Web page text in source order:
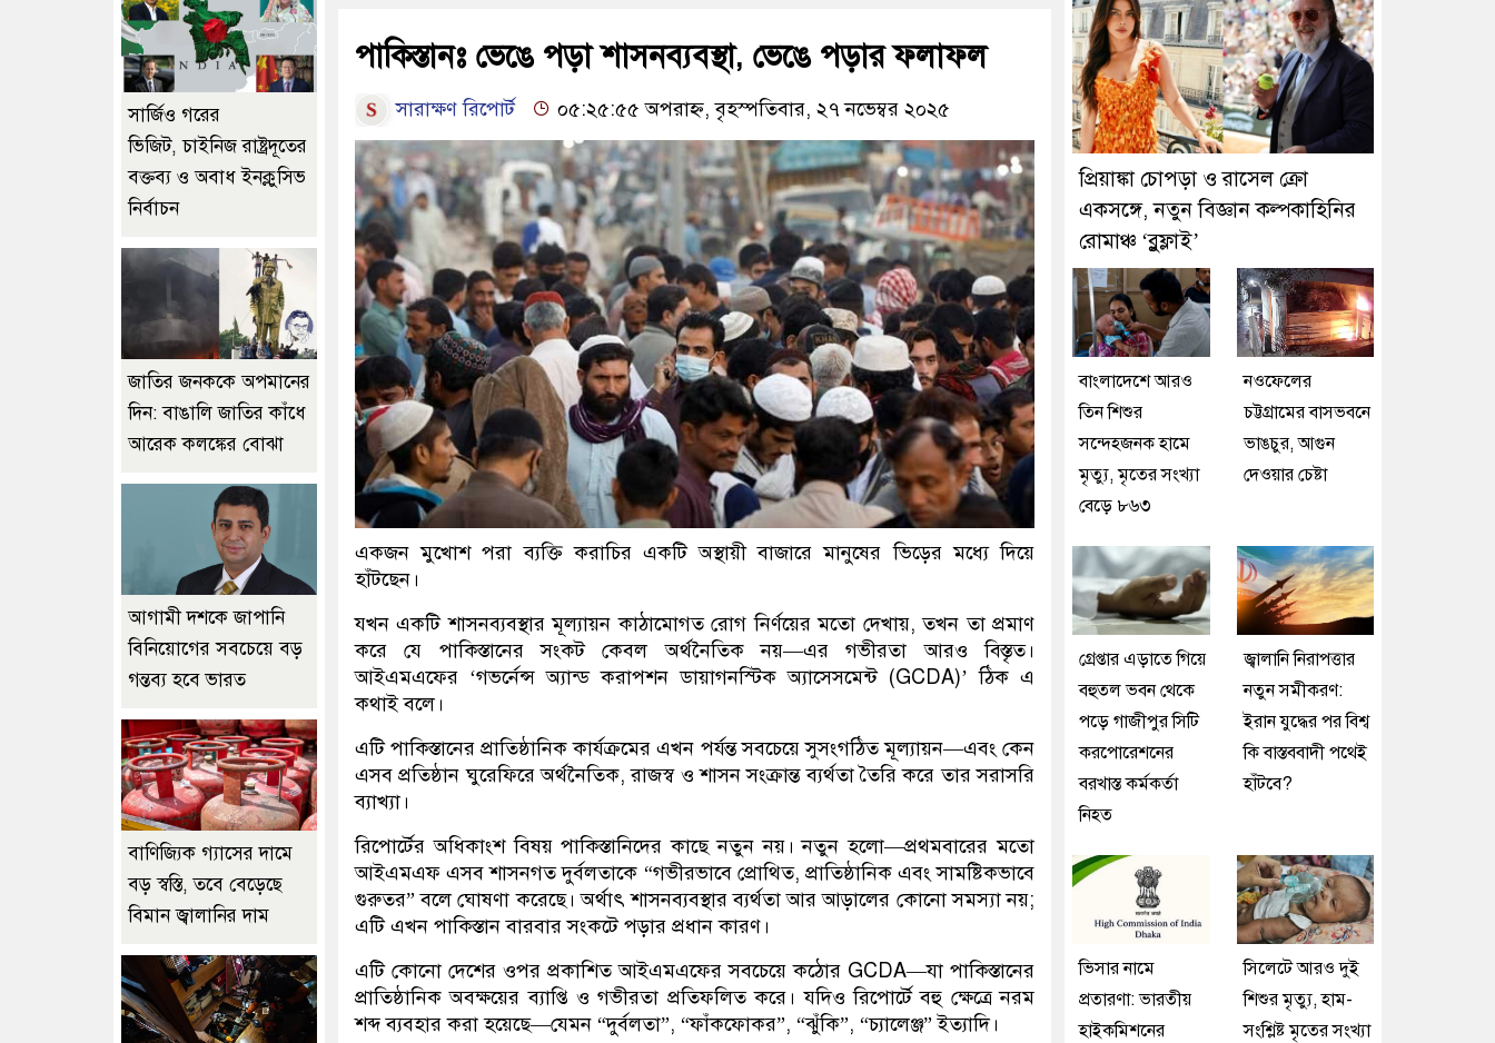
পাকিস্তানঃ ভেঙে পড়া শাসনব্যবস্থা, ভেঙে পড়ার ফলাফল
সারাক্ষণ রিপোর্ট ০৫:২৫:৫৫ অপরাহ্ন, বৃহস্পতিবার, ২৭ নভেম্বর ২০২৫
একজন মুখোশ পরা ব্যক্তি করাচির একটি অস্থায়ী বাজারে মানুষের ভিড়ের মধ্যে দিয়ে
হাঁটছেন।
যখন একটি শাসনব্যবস্থার মূল্যায়ন কাঠামোগত রোগ নির্ণয়ের মতো দেখায়, তখন তা প্রমাণ
করে যে পাকিস্তানের সংকট কেবল অর্থনৈতিক নয়—এর গভীরতা আরও বিস্তৃত।
আইএমএফের ‘গভর্নেন্স অ্যান্ড করাপশন ডায়াগনস্টিক অ্যাসেসমেন্ট (GCDA)’ ঠিক এ
কথাই বলে।
এটি পাকিস্তানের প্রাতিষ্ঠানিক কার্যক্রমের এখন পর্যন্ত সবচেয়ে সুসংগঠিত মূল্যায়ন—এবং কেন
এসব প্রতিষ্ঠান ঘুরেফিরে অর্থনৈতিক, রাজস্ব ও শাসন সংক্রান্ত ব্যর্থতা তৈরি করে তার সরাসরি
ব্যাখ্যা।
রিপোর্টের অধিকাংশ বিষয় পাকিস্তানিদের কাছে নতুন নয়। নতুন হলো—প্রথমবারের মতো
আইএমএফ এসব শাসনগত দুর্বলতাকে “গভীরভাবে প্রোথিত, প্রাতিষ্ঠানিক এবং সামষ্টিকভাবে
গুরুতর” বলে ঘোষণা করেছে। অর্থাৎ শাসনব্যবস্থার ব্যর্থতা আর আড়ালের কোনো সমস্যা নয়;
এটি এখন পাকিস্তান বারবার সংকটে পড়ার প্রধান কারণ।
এটি কোনো দেশের ওপর প্রকাশিত আইএমএফের সবচেয়ে কঠোর GCDA—যা পাকিস্তানের
প্রাতিষ্ঠানিক অবক্ষয়ের ব্যাপ্তি ও গভীরতা প্রতিফলিত করে। যদিও রিপোর্টে বহু ক্ষেত্রে নরম
শব্দ ব্যবহার করা হয়েছে—যেমন “দুর্বলতা”, “ফাঁকফোকর”, “ঝুঁকি”, “চ্যালেঞ্জ” ইত্যাদি।
সার্জিও গরের
ভিজিট, চাইনিজ রাষ্ট্রদূতের
বক্তব্য ও অবাধ ইনক্লুসিভ
নির্বাচন
জাতির জনককে অপমানের
দিন: বাঙালি জাতির কাঁধে
আরেক কলঙ্কের বোঝা
আগামী দশকে জাপানি
বিনিয়োগের সবচেয়ে বড়
গন্তব্য হবে ভারত
বাণিজ্যিক গ্যাসের দামে
বড় স্বস্তি, তবে বেড়েছে
বিমান জ্বালানির দাম
প্রিয়াঙ্কা চোপড়া ও রাসেল ক্রো
একসঙ্গে, নতুন বিজ্ঞান কল্পকাহিনির
রোমাঞ্চ ‘ব্লুফ্লাই’
বাংলাদেশে আরও
তিন শিশুর
সন্দেহজনক হামে
মৃত্যু, মৃতের সংখ্যা
বেড়ে ৮৬৩
নওফেলের
চট্টগ্রামের বাসভবনে
ভাঙচুর, আগুন
দেওয়ার চেষ্টা
গ্রেপ্তার এড়াতে গিয়ে
বহুতল ভবন থেকে
পড়ে গাজীপুর সিটি
করপোরেশনের
বরখাস্ত কর্মকর্তা
নিহত
জ্বালানি নিরাপত্তার
নতুন সমীকরণ:
ইরান যুদ্ধের পর বিশ্ব
কি বাস্তববাদী পথেই
হাঁটবে?
ভিসার নামে
প্রতারণা: ভারতীয়
হাইকমিশনের
সিলেটে আরও দুই
শিশুর মৃত্যু, হাম-
সংশ্লিষ্ট মৃতের সংখ্যা